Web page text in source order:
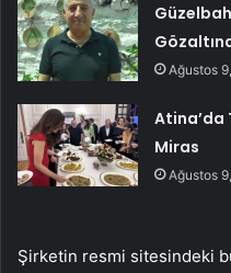
Ağustos
Atina’da
Miras
Ağustos
Şirketin resmi sitesindeki